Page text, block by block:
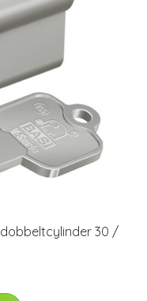
30 /